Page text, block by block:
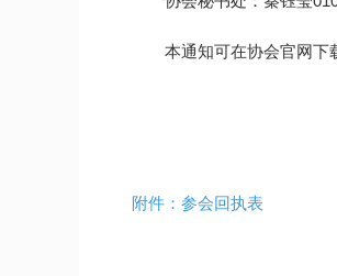
本通知可在协会官网下
附件： 参会回执表